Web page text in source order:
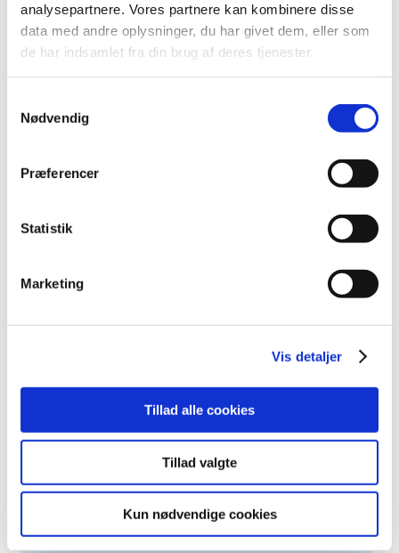
analysepartnere. Vores partnere kan kombinere disse
data med andre oplysninger, du har givet dem, eller som
de har indsamlet fra din brug af deres tjenester.
Nødvendig
Præferencer
Statistik
Marketing
Vis detaljer
Tillad alle cookies
Tillad valgte
Kun nødvendige cookies
2021 (516)
2020 (263)
december (24)
november (33)
september (20)
juli (11)
maj (21)
februar (12)
2017 (167)
2015 (33)
2013 (49)
2011 (13)